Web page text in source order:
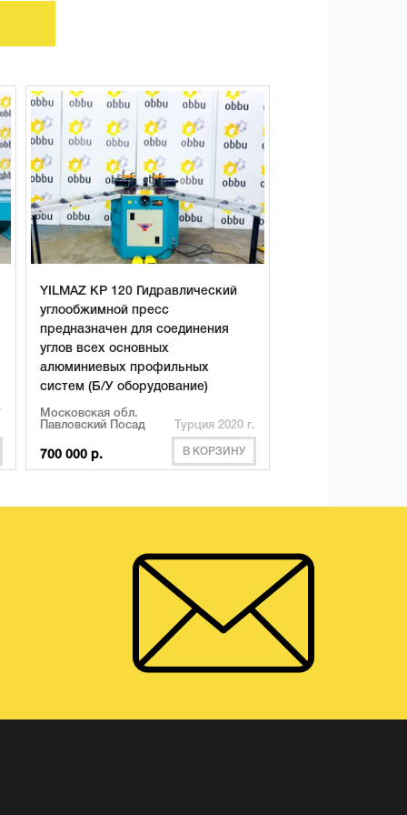
YILMAZ KP 120 Гидравлический
углообжимной пресс
предназначен для соединения
углов всех основных
алюминиевых профильных
систем (Б/У оборудование)
Московская обл.
Павловский Посад
Турция 2020 г.
700 000 р. В КОРЗИНУ